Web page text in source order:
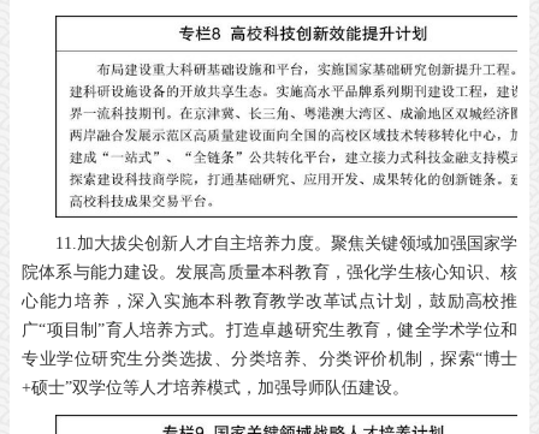
11.加大拔尖创新人才自主培养力度。聚焦关键领域加强国家学
院体系与能力建设。发展高质量本科教育，强化学生核心知识、核
心能力培养，深入实施本科教育教学改革试点计划，鼓励高校推
广“项目制”育人培养方式。打造卓越研究生教育，健全学术学位和
专业学位研究生分类选拔、分类培养、分类评价机制，探索“博士
+硕士”双学位等人才培养模式，加强导师队伍建设。